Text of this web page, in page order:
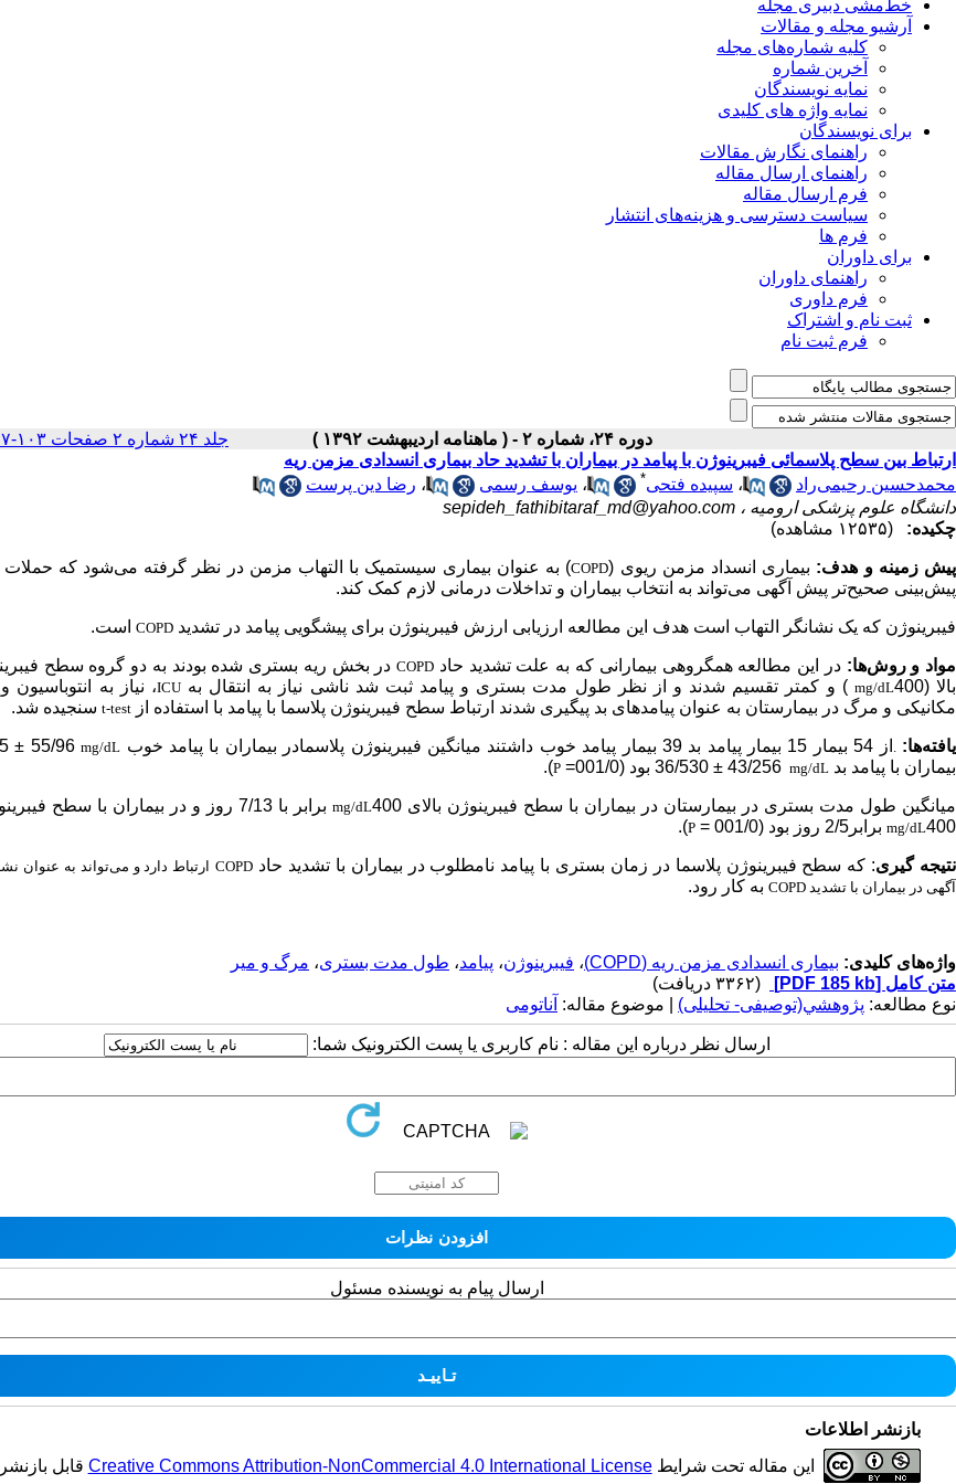
خط‌مشی دبیری مجله
آرشیو مجله و مقالات
کلیه شماره‌های مجله
آخرین شماره
نمایه نویسندگان
نمایه واژه های کلیدی
برای نویسندگان
راهنمای نگارش مقالات
راهنمای ارسال مقاله
فرم ارسال مقاله
سیاست دسترسی و هزینه‌های انتشار
فرم ها
برای داوران
راهنمای داوران
فرم داوری
ثبت نام و اشتراک
فرم ثبت نام
دوره ۲۴، شماره ۲ - ( ماهنامه اردیبهشت ۱۳۹۲ ) جلد ۲۴ شماره ۲ صفحات ۱۰۳-۹۷
ارتباط بین سطح پلاسمائی فیبرینوژن با پیامد در بیماران با تشدید حاد بیماری انسدادی مزمن ریه
محمدحسین رحیمی‌راد
، سپیده فتحی* ، یوسف رسمی ، رضا دین پرست
دانشگاه علوم پزشکی ارومیه ، sepideh_fathibitaraf_md@yahoo.com
چکیده:
(۱۲۵۳۵ مشاهده)
پیش زمینه و هدف: بیماری انسداد مزمن ریوی (COPD) به عنوان بیماری سیستمیک با التهاب مزمن در نظر گرفته می‌شود که حملات
پیش‌بینی صحیح‌تر پیش آگهی می‌تواند به انتخاب بیماران و تداخلات درمانی لازم کمک کند.
فیبرینوژن که یک نشانگر التهاب است هدف این مطالعه ارزیابی ارزش فیبرینوژن برای پیشگویی پیامد در تشدید COPD است.
مواد و روش‌ها:در این مطالعه همگروهی بیمارانی که به علت تشدید حاد COPDدر بخش ریه بستری شده بودند به دو گروه سطح
بالا (400
mg/dL ) و کمتر تقسیم شدند و از نظر طول مدت بستری و پیامد ثبت شد ناشی نیاز به انتقال بهICU، نیاز به انتوباسیون
مکانیکی و مرگ در بیمارستان به عنوان پیامدهای بد پیگیری شدند ارتباط سطح فیبرینوژن پلاسما با پیامد با استفاده از t-test سنجیده شد.
یافته‌ها: . از 54 بیمار 15 بیمار پیامد بد 39 بیمار پیامد خوب داشتند میانگین فیبرینوژن پلاسمادر بیماران با پیامد خوب mg/dL
بیماران با پیامد بد mg/dL
P
).
میانگین طول مدت بستری در بیمارستان در بیماران با سطح فیبرینوژن بالای 400 mg/dL
برابر با 7/13 روز و در بیماران با سطح
400
mg/dL برابر2/5 روز بود (001/0 = P
).
نتیجه گیری: که سطح فیبرینوژن پلاسما در زمان بستری با پیامد نامطلوب در بیماران با تشدید حاد COPD ارتباط دارد و می‌تواند به عنوان
آگهی در بیماران با تشدید COPD به کار رود.
واژه‌های کلیدی: بیماری انسدادی مزمن ریه (COPD) ، فیبرینوژن، پیامد، طول مدت بستری، مرگ و میر
متن کامل [PDF 185 kb]
(۳۳۶۲ دریافت)
نوع مطالعه: پژوهشي(توصیفی- تحلیلی) | موضوع مقاله: آناتومی
ارسال نظر درباره این مقاله : نام کاربری یا پست الکترونیک شما:
ارسال پیام به نویسنده مسئول
بازنشر اطلاعات
این مقاله تحت شرایطCreative Commons Attribution-NonCommercial 4.0 International License قابل